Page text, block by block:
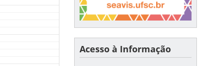
Acesso à Informação